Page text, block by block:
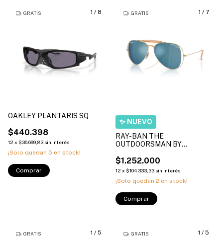
1 / 8
GRATIS
OAKLEY PLANTARIS SQ
$440.398
12 x $36.699,83 sin interés
¡Solo quedan 5 en stock!
Comprar
1 / 7
GRATIS
RAY-BAN THE
OUTDOORSMAN BY
$1.252.000
12 x $104.333,33 sin interés
¡Solo quedan 2 en stock!
Comprar
1 / 5
GRATIS 1 / 5
GRATIS